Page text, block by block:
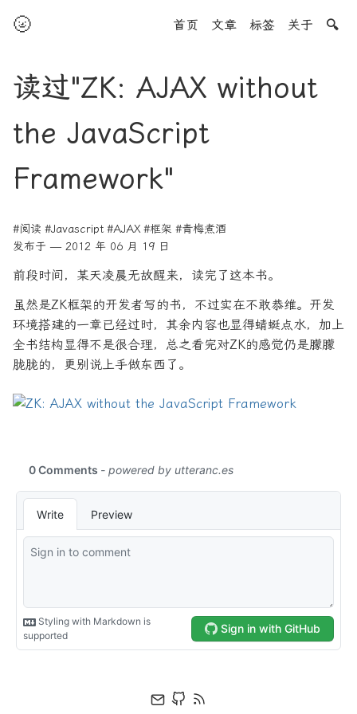
🌝 首页 文章 标签 关于 🔍
读过"ZK: AJAX without
the JavaScript
Framework"
#阅读 #Javascript #AJAX #框架 #青梅煮酒
发布于 — 2012 年 06 月 19 日
前段时间，某天凌晨无故醒来，读完了这本书。
虽然是ZK框架的开发者写的书，不过实在不敢恭维。开发
环境搭建的一章已经过时，其余内容也显得蜻蜓点水，加上
全书结构显得不是很合理，总之看完对ZK的感觉仍是朦朦
胧胧的，更别说上手做东西了。